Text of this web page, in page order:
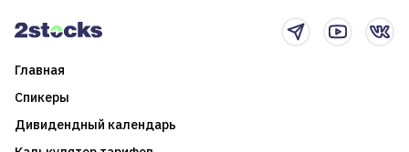
Главная
Спикеры
Дивидендный календарь